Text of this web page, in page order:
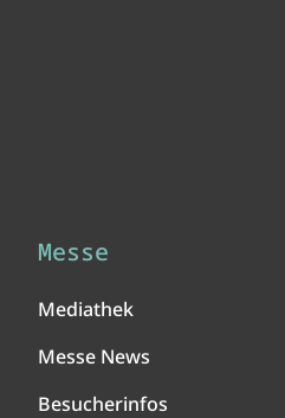
Messe
Mediathek
Messe News
Besucherinfos